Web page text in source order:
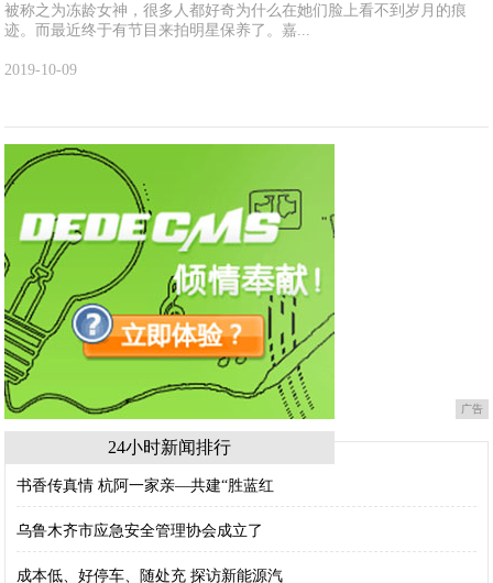
被称之为冻龄女神，很多人都好奇为什么在她们脸上看不到岁月的痕
迹。而最近终于有节目来拍明星保养了。嘉...
2019-10-09
广告
24小时新闻排行
书香传真情 杭阿一家亲—共建“胜蓝红
乌鲁木齐市应急安全管理协会成立了
成本低、好停车、随处充 探访新能源汽